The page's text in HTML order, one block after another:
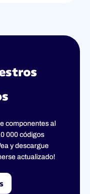
componentes al
000 códigos
y descargue
actualizado!